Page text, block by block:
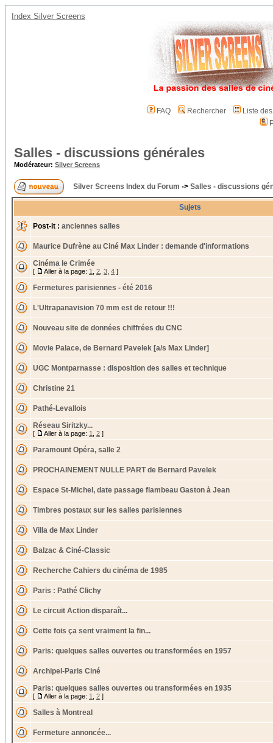
Index Silver Screens
FAQ Rechercher
Liste
Salles - discussions générales
Modérateur: Silver Screens
Silver Screens Index du Forum -> Salles - discussions
Sujets
Post-it : anciennes salles
Maurice Dufrène au Ciné Max Linder : demande d'informations
Cinéma le Crimée
[ Aller à la page: 1 2 3 4 ]
Fermetures parisiennes - été 2016
L'Ultrapanavision 70 mm est de retour !!!
Nouveau site de données chiffrées du CNC
Movie Palace, de Bernard Pavelek [a/s Max Linder]
UGC Montparnasse : disposition des salles et technique
Christine 21
Pathé-Levallois
Réseau Siritzky...
[ Aller à la page: 1 2 ]
Paramount Opéra, salle 2
PROCHAINEMENT NULLE PART de Bernard Pavelek
Espace St-Michel, date passage flambeau Gaston à Jean
Timbres postaux sur les salles parisiennes
Villa de Max Linder
Balzac & Ciné-Classic
Recherche Cahiers du cinéma de 1985
Paris : Pathé Clichy
Le circuit Action disparaît...
Cette fois ça sent vraiment la fin...
Paris: quelques salles ouvertes ou transformées en 1957
Archipel-Paris Ciné
Paris: quelques salles ouvertes ou transformées en 1935
[ Aller à la page: 1 2 ]
Salles à Montreal
Fermeture annoncée...